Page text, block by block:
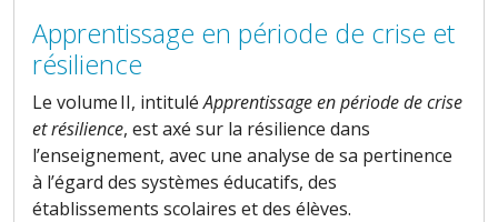
Apprentissage en période de crise et
résilience
Le volume II, intitulé Apprentissage en période de crise
et résilience, est axé sur la résilience dans
l’enseignement, avec une analyse de sa pertinence
à l’égard des systèmes éducatifs, des
établissements scolaires et des élèves.